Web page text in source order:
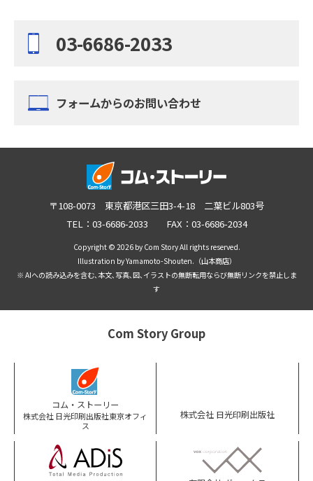
03-6686-2033
フォームからのお問い合わせ
〒108-0073 東京都港区三田3-4-18 二葉ビル803号
TEL：03-6686-2033 FAX：03-6686-2034
Copyright © 2026 by Com Story All rights reserved.
Illustration by Yamamoto-Shouten.（山本商店）
※ AIへの読み込みを含む､本文､写真､図､イラストの無断転用ならび無断リンクを禁止しま
す
Com Story Group
コム・ストーリー
株式会社 日光印刷出版社東京オフィ
ス
株式会社 日光印刷出版社